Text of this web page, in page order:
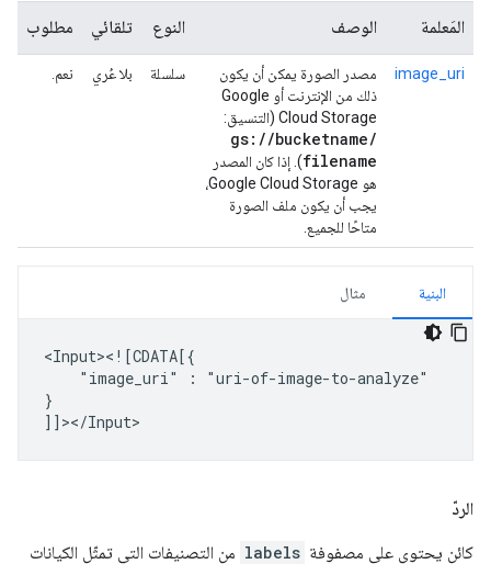
المَعلمة الوصف النوع تلقائي مطلوب
image_uri
مصدر الصورة يمكن أن يكون
ذلك من الإنترنت أو Google
Cloud Storage (التنسيق:
gs: //bucketname/
filename). إذا كان المصدر
هو Google Cloud Storage،
يجب أن يكون ملف الصورة
متاحًا للجميع.
سلسلة بلا عُري نعم.
البنية مثال
"image_uri"
:
"uri-of-image-to-analyze"
}
الردّ
كائن يحتوي على مصفوفة labels من التصنيفات التي تمثّل الكيانات